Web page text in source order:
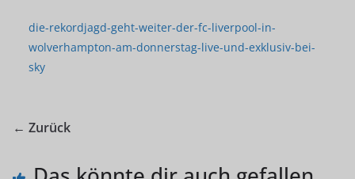
die-rekordjagd-geht-weiter-der-fc-liverpool-in-
wolverhampton-am-donnerstag-live-und-exklusiv-bei-
sky
← Zurück